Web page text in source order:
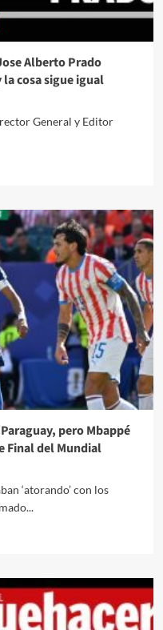
Alberto Prado
cosa sigue igual
General y Editor
pero Mbappé
Final del Mundial
‘atorando’ con los